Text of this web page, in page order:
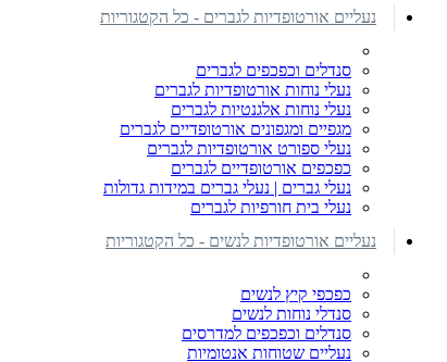
נעליים אורטופדיות לגברים - כל הקטגוריות
סנדלים וכפכפים לגברים
נעלי נוחות אורטופדיות לגברים
נעלי נוחות אלגנטיות לגברים
מגפיים ומגפונים אורטופדיים לגברים
נעלי ספורט אורטופדיות לגברים
כפכפים אורטופדיים לגברים
נעלי גברים | נעלי גברים במידות גדולות
נעלי בית חורפיות לגברים
נעליים אורטופדיות לנשים - כל הקטגוריות
כפכפי קיץ לנשים
סנדלי נוחות לנשים
סנדלים וכפכפים למדרסים
נעליים שטוחות אנטומיות